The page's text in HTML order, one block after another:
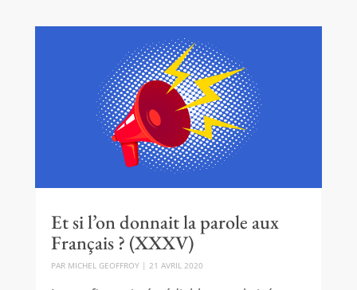
Et si l’on donnait la parole aux
Français ? (XXXV)
PAR MICHEL GEOFFROY| 21 AVRIL 2020